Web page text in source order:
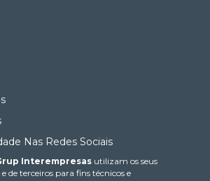
Interempresasutilizam os seus
de terceiros para fins técnicos e
Nas Redes Sociais